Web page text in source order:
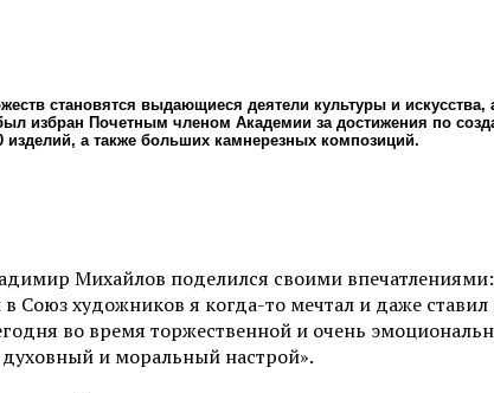
становятся выдающиеся деятели культуры и
избран Почетным членом Академии за достижения по
а также больших камнерезных композиций.
Михайлов поделился своими
художников я когда-то мечтал и даже
во время торжественной и очень
и моральный настрой».